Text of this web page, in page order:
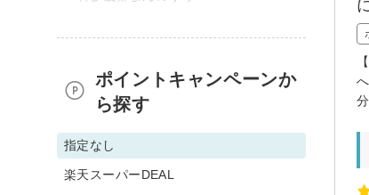
ポイントキャンペーンか
ら探す
指定なし
楽天スーパーDEAL